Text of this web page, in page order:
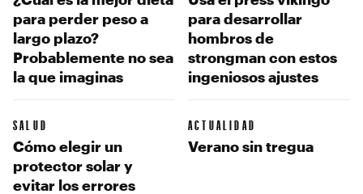
para perder peso a
largo plazo?
Probablemente no sea
la que imaginas
para desarrollar
hombros de
strongman con estos
ingeniosos ajustes
SALUD
Cómo elegir un
protector solar y
evitar los errores
ACTUALIDAD
Verano sin tregua